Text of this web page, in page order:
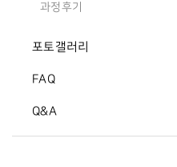
과정후기
포토갤러리
FAQ
Q&A